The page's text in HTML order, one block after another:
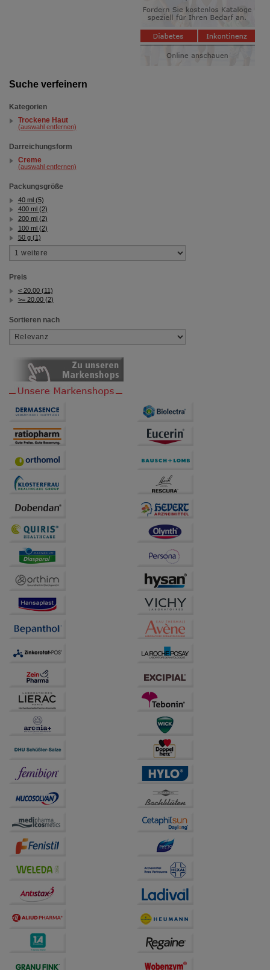
Suche verfeinern
Kategorien
Trockene Haut
(auswahl entfernen)
Darreichungsform
Creme
(auswahl entfernen)
Packungsgröße
40 ml (5)
400 ml (2)
200 ml (2)
100 ml (2)
50 g (1)
Preis
< 20.00 (11)
>= 20.00 (2)
Sortieren nach